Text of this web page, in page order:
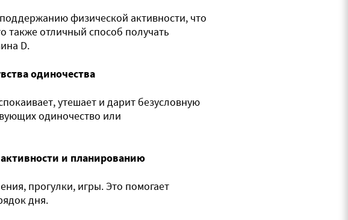
физической активности, что
также отличный способ получать
D.
одиночества
утешает и дарит безусловную
одиночество или
и планированию
прогулки, игры. Это помогает
дня.